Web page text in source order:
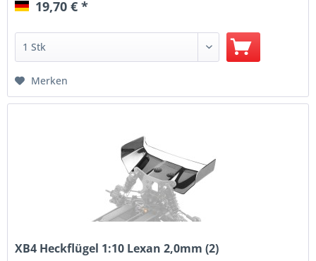
19,70 € *
Merken
XB4 Heckflügel 1:10 Lexan 2,0mm (2)